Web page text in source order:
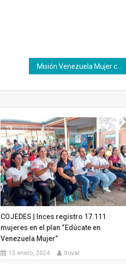
Misión Venezuela Mujer crece y se diversifica
COJEDES | Inces registro 17.111
mujeres en el plan “Edúcate en
Venezuela Mujer”
15 enero, 2024 ltovar